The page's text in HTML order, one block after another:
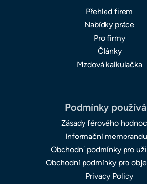
Přehled firem
Nabídky práce
Pro firmy
Články
Mzdová kalkulačka
Podmínky
Zásady férového
Informační
Obchodní podmínky pro
Obchodní podmínky pro
Privacy Policy